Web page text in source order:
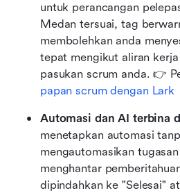
untuk perancangan
Medan tersuai, tag
membolehkan anda
tepat mengikut aliran
pasukan scrum anda. 👉
papan scrum dengan Lark
Automasi dan AI terbina
menetapkan automasi
mengautomasikan
menghantar
dipindahkan ke "Selesai"